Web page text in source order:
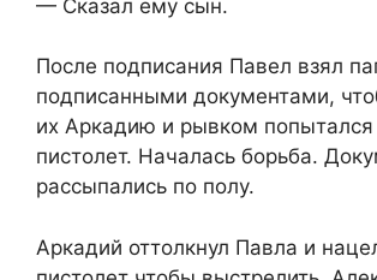
— Сказал ему сын.
После подписания Павел взял
подписанными документами,
их Аркадию и рывком попытался
пистолет. Началась борьба.
рассыпались по полу.
Аркадий оттолкнул Павла и